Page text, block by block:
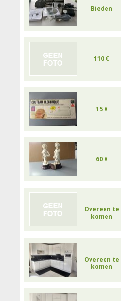
Bieden
110 €
15 €
60 €
Overeen te
komen
Overeen te
komen